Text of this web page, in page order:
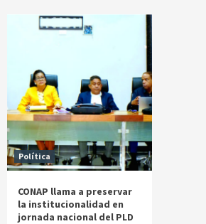
Política
CONAP llama a preservar
la institucionalidad en
jornada nacional del PLD